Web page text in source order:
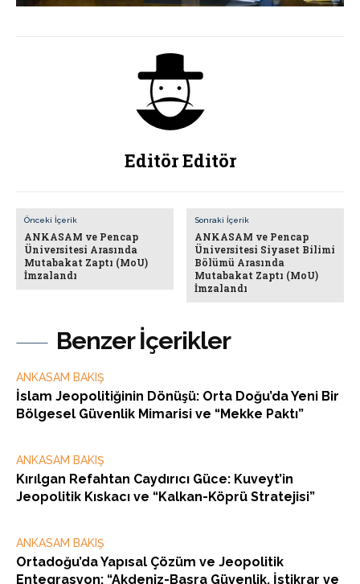
Benzer İçerikler
ANKASAM BAKIŞ
İslam Jeopolitiğinin Dönüşü: Orta Doğu’da Yeni Bir
Bölgesel Güvenlik Mimarisi ve “Mekke Paktı”
ANKASAM BAKIŞ
Kırılgan Refahtan Caydırıcı Güce: Kuveyt’in
Jeopolitik Kıskacı ve “Kalkan-Köprü Stratejisi”
ANKASAM BAKIŞ
Ortadoğu’da Yapısal Çözüm ve Jeopolitik
Entegrasyon: “Akdeniz-Basra Güvenlik, İstikrar ve
Editör Editör
Önceki İçerik
ANKASAM ve Pencap
Üniversitesi Arasında
Mutabakat Zaptı (MoU)
İmzalandı
Sonraki İçerik
ANKASAM ve Pencap
Üniversitesi Siyaset Bilimi
Bölümü Arasında
Mutabakat Zaptı (MoU)
İmzalandı